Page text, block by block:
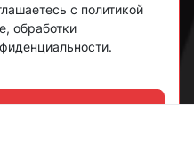
рассматриваться как
ст. 437 ГК РФ.
с политикой
обработки